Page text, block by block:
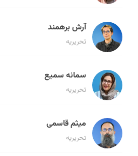
آرش برهمند
تحریریه
سمانه سمیع
تحریریه
میثم قاسمی
تحریریه